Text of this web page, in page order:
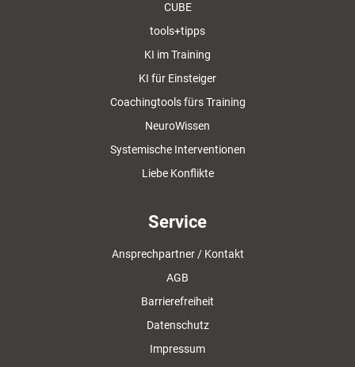
CUBE
tools+tipps
KI im Training
KI für Einsteiger
Coachingtools fürs Training
NeuroWissen
Systemische Interventionen
Liebe Konflikte
Service
Ansprechpartner / Kontakt
AGB
Barrierefreiheit
Datenschutz
Impressum